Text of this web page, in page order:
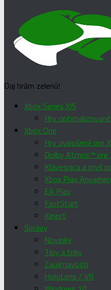
Daj hrám zelenú!
Xbox Series X|S
Hry
Xbox One
Hry vylepšené pre
Dolby Atmos™ pre
Klávesnica a myš
Xbox Play
EA Play
FastStart
Kinect
Správy
Novinky
Tipy a triky
Zaujímavosti
HoloLens / VR